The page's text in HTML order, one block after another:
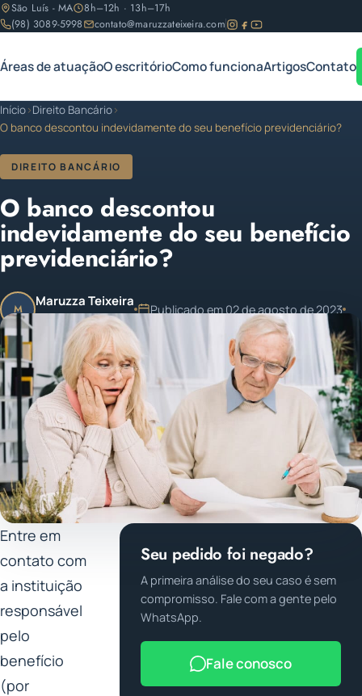
São Luís - MA
8h–12h · 13h–17h
(98) 3089-5998
contato@maruzzateixeira.com
Áreas de atuaçãoO escritórioComo funcionaArtigosContato
Início›Direito Bancário›
O banco descontou indevidamente do seu benefício previdenciário?
DIREITO BANCÁRIO
O banco descontou
indevidamente do seu benefício
previdenciário?
M Maruzza Teixeira
OAB/MA 11.810
Publicado em 02 de agosto de 2023
1 min de leitura
Entre em
contato com
a instituição
responsável
pelo
benefício
(por
Seu pedido foi negado?
A primeira análise do seu caso é sem
compromisso. Fale com a gente pelo
WhatsApp.
Fale conosco